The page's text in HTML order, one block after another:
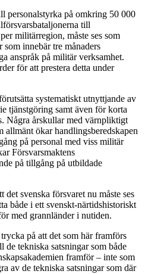
personalstyrka på omkring 50 000
till
militärregion, måste ses som
som innebär tre månaders
anspråk på militär verksamhet.
för att prestera detta under
systematiskt utnyttjande av
tjänstgöring samt även för korta
Några årskullar med värnpliktigt
allmänt ökar handlingsberedskapen
på personal med viss militär
Försvarsmaktens
på tillgång på utbildade
svenska försvaret nu måste ses
både i ett svenskt-närtidshistoriskt
med grannländer i nutiden.
på att det som här framförs
de tekniska satsningar som både
framför – inte som
av de tekniska satsningar som där